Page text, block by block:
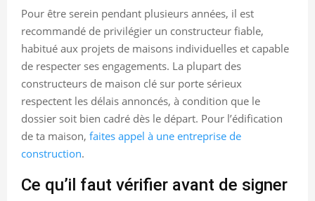
Pour être serein pendant plusieurs années, il est
recommandé de privilégier un constructeur fiable,
habitué aux projets de maisons individuelles et capable
de respecter ses engagements. La plupart des
constructeurs de maison clé sur porte sérieux
respectent les délais annoncés, à condition que le
dossier soit bien cadré dès le départ. Pour l’édification
de ta maison, faites appel à une entreprise de
construction.
Ce qu’il faut vérifier avant de signer